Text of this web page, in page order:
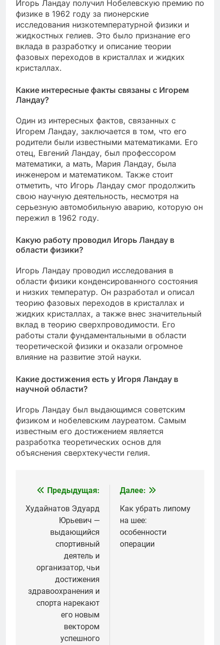
Игорь Ландау получил Нобелевскую премию по
физике в 1962 году за пионерские
исследования низкотемпературной физики и
жидкостных гелиев. Это было признание его
вклада в разработку и описание теории
фазовых переходов в кристаллах и жидких
кристаллах.
Какие интересные факты связаны с Игорем
Ландау?
Один из интересных фактов, связанных с
Игорем Ландау, заключается в том, что его
родители были известными математиками. Его
отец, Евгений Ландау, был профессором
математики, а мать, Мария Ландау, была
инженером и математиком. Также стоит
отметить, что Игорь Ландау смог продолжить
свою научную деятельность, несмотря на
серьезную автомобильную аварию, которую он
пережил в 1962 году.
Какую работу проводил Игорь Ландау в
области физики?
Игорь Ландау проводил исследования в
области физики конденсированного состояния
и низких температур. Он разработал и описал
теорию фазовых переходов в кристаллах и
жидких кристаллах, а также внес значительный
вклад в теорию сверхпроводимости. Его
работы стали фундаментальными в области
теоретической физики и оказали огромное
влияние на развитие этой науки.
Какие достижения есть у Игоря Ландау в
научной области?
Игорь Ландау был выдающимся советским
физиком и нобелевским лауреатом. Самым
известным его достижением является
разработка теоретических основ для
объяснения сверхтекучести гелия.
Навигация
по
записям
Предыдущая:
Худайнатов Эдуард
Юрьевич —
выдающийся
спортивный
деятель и
организатор, чьи
достижения
здравоохранения и
спорта нарекают
его новым
вектором
успешного
Далее:
Как убрать липому
на шее:
особенности
операции